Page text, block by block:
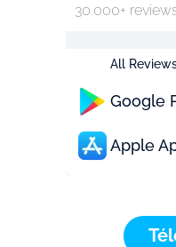
All
Google
Apple
30.000+